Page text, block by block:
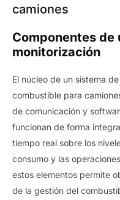
camiones
Componentes de
monitorización
El núcleo de un sistema
combustible para
de comunicación y
funcionan de forma
tiempo real sobre los
consumo y las
estos elementos permite
de la gestión del